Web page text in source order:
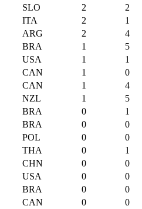
SLO 2
2
ITA 2
1
ARG 2
4
BRA 1
5
USA 1
1
CAN 1
0
CAN 1
4
NZL 1
5
BRA 0
1
BRA 0
0
POL 0
0
THA 0
1
CHN 0
0
USA 0
0
BRA 0
0
CAN 0
0